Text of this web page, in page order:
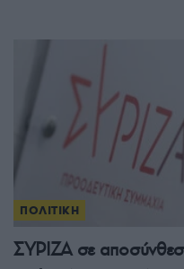
ΠΟΛΙΤΙΚΗ
ΣΥΡΙΖΑ σε